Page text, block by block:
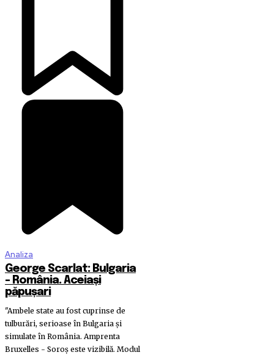
Analiza
George Scarlat: Bulgaria
– România. Aceiași
păpușari
"Ambele state au fost cuprinse de
tulburări, serioase în Bulgaria și
simulate în România. Amprenta
Bruxelles - Soroș este vizibilă. Modul